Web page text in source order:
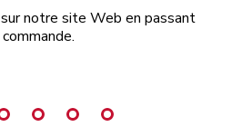
notre site Web en passant
commande.